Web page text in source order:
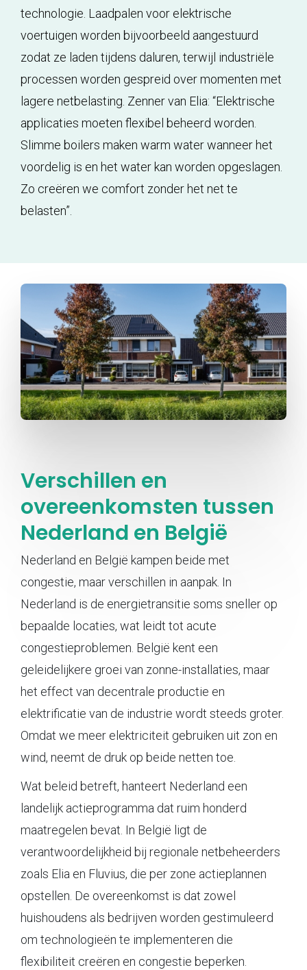
technologie. Laadpalen voor elektrische
voertuigen worden bijvoorbeeld aangestuurd
zodat ze laden tijdens daluren, terwijl industriële
processen worden gespreid over momenten met
lagere netbelasting. Zenner van Elia: “Elektrische
applicaties moeten flexibel beheerd worden.
Slimme boilers maken warm water wanneer het
voordelig is en het water kan worden opgeslagen.
Zo creëren we comfort zonder het net te
belasten”.
Verschillen en
overeenkomsten tussen
Nederland en België
Nederland en België kampen beide met
congestie, maar verschillen in aanpak. In
Nederland is de energietransitie soms sneller op
bepaalde locaties, wat leidt tot acute
congestieproblemen. België kent een
geleidelijkere groei van zonne-installaties, maar
het effect van decentrale productie en
elektrificatie van de industrie wordt steeds groter.
Omdat we meer elektriciteit gebruiken uit zon en
wind, neemt de druk op beide netten toe.
Wat beleid betreft, hanteert Nederland een
landelijk actieprogramma dat ruim honderd
maatregelen bevat. In België ligt de
verantwoordelijkheid bij regionale netbeheerders
zoals Elia en Fluvius, die per zone actieplannen
opstellen. De overeenkomst is dat zowel
huishoudens als bedrijven worden gestimuleerd
om technologieën te implementeren die
flexibiliteit creëren en congestie beperken.